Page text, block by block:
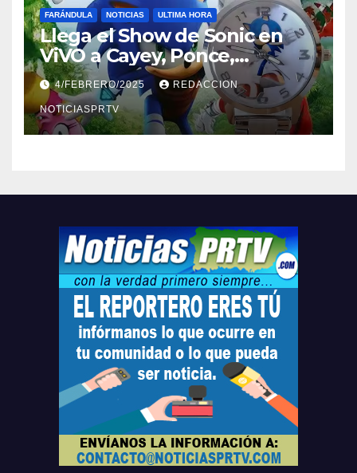
FARÁNDULA NOTICIAS ULTIMA HORA
Llega el Show de Sonic en
ViVO a Cayey, Ponce,
Barceloneta y Humacao,
Relojes gratis para el que
compre ahora….
4/FEBRERO/2025 REDACCION
NOTICIASPRTV